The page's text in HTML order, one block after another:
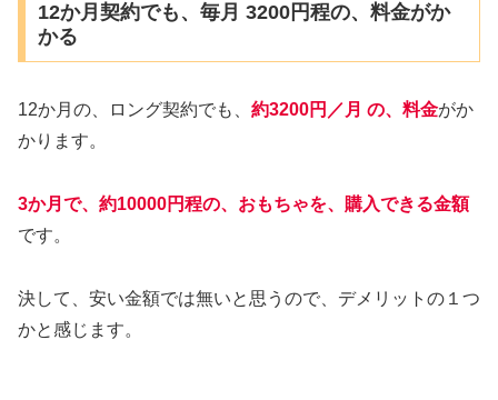
12か月契約でも、毎月 3200円程の、料金がか
かる
12か月の、ロング契約でも、 約3200円／月 の、料金がか
かります。
3か月で、約10000円程の、おもちゃを、購入できる金額
です。
決して、安い金額では無いと思うので、デメリットの１つ
かと感じます。